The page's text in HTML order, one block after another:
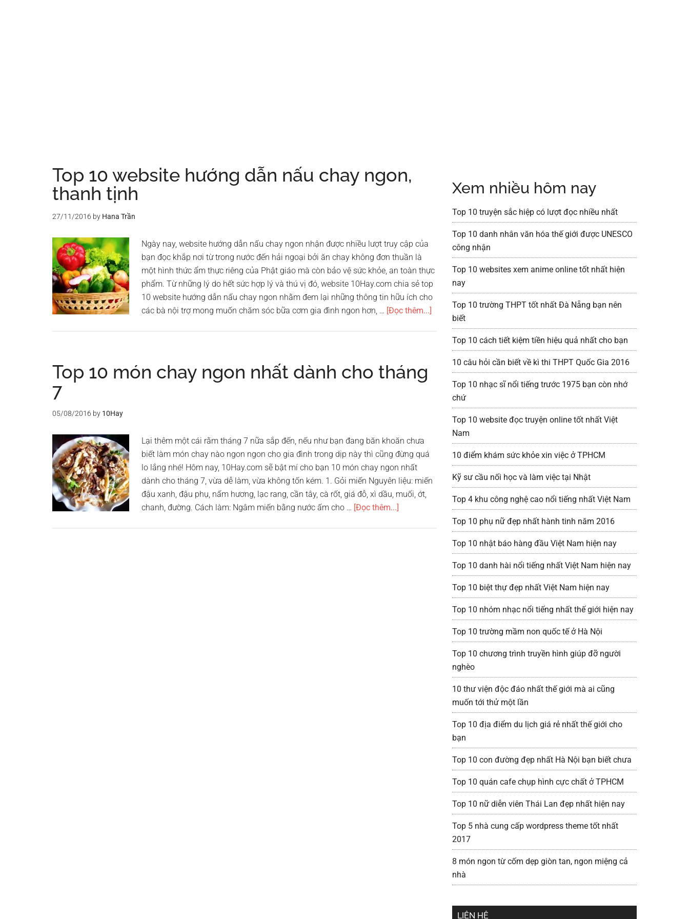
Top 10 website hướng dẫn nấu chay ngon,
thanh tịnh
27/11/2016 by Hana Trần
Ngày nay, website hướng dẫn nấu chay ngon nhận được nhiều lượt truy cập của
bạn đọc khắp nơi từ trong nước đến hải ngoại bởi ăn chay không đơn thuần là
một hình thức ẩm thực riêng của Phật giáo mà còn bảo vệ sức khỏe, an toàn thực
phẩm. Từ những lý do hết sức hợp lý và thú vị đó, website 10Hay.com chia sẻ top
10 website hướng dẫn nấu chay ngon nhằm đem lại những thông tin hữu ích cho
các bà nội trợ mong muốn chăm sóc bữa cơm gia đình ngon hơn, … [Đọc thêm...]
website
hướng
Top 10 món chay ngon nhất dành cho tháng
7
05/08/2016 by 10Hay
Lại thêm một cái rằm tháng 7 nữa sắp đến, nếu như bạn đang băn khoăn chưa
biết làm món chay nào ngon ngon cho gia đình trong dịp này thì cũng đừng quá
lo lắng nhé! Hôm nay, 10Hay.com sẽ bật mí cho bạn 10 món chay ngon nhất
dành cho tháng 7, vừa dễ làm, vừa không tốn kém. 1. Gỏi miến Nguyên liệu: miến
đậu xanh, đậu phụ, nấm hương, lạc rang, cần tây, cà rốt, giá đỗ, xì dầu, muối, ớt,
chanh, đường. Cách làm: Ngâm miến bằng nước ấm cho … [Đọc thêm...]
Xem nhiều hôm nay
Top 10 truyện sắc hiệp có lượt đọc nhiều nhất
Top 10 danh nhân văn hóa thế giới được UNESCO
công nhận
Top 10 websites xem anime online tốt nhất hiện
nay
Top 10 trường THPT tốt nhất Đà Nẵng bạn nên
biết
Top 10 cách tiết kiệm tiền hiệu quả nhất cho bạn
10 câu hỏi cần biết về kì thi THPT Quốc Gia 2016
Top 10 nhạc sĩ nổi tiếng trước 1975 bạn còn nhớ
chứ
Top 10 website đọc truyện online tốt nhất Việt
Nam
10 điểm khám sức khỏe xin việc ở TPHCM
Kỹ sư cầu nối học và làm việc tại Nhật
Top 4 khu công nghệ cao nổi tiếng nhất Việt Nam
Top 10 phụ nữ đẹp nhất hành tinh năm 2016
Top 10 nhật báo hàng đầu Việt Nam hiện nay
Top 10 danh hài nổi tiếng nhất Việt Nam hiện nay
Top 10 biệt thự đẹp nhất Việt Nam hiện nay
Top 10 nhóm nhạc nổi tiếng nhất thế giới hiện nay
Top 10 trường mầm non quốc tế ở Hà Nội
Top 10 chương trình truyền hình giúp đỡ người
nghèo
10 thư viện độc đáo nhất thế giới mà ai cũng
muốn tới thử một lần
Top 10 địa điểm du lịch giá rẻ nhất thế giới cho
bạn
Top 10 con đường đẹp nhất Hà Nội bạn biết chưa
Top 10 quán cafe chụp hình cực chất ở TPHCM
Top 10 nữ diễn viên Thái Lan đẹp nhất hiện nay
Top 5 nhà cung cấp wordpress theme tốt nhất
2017
8 món ngon từ cốm dẹp giòn tan, ngon miệng cả
nhà
LIÊN HỆ